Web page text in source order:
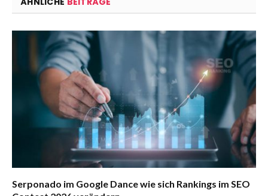
Serponado im Google Dance wie sich Rankings im SEO